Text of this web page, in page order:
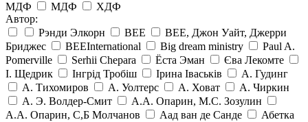
МДФ
МДФ
ХДФ
Автор:
Рэнди Элкорн
BEE
BEE, Джон Уайт, Джерри
Бриджес
BEEInternational Big dream ministry
Paul A.
Pomerville
Serhii Chepara Ёста Эман
Єва Лекомте
І. Щедрик
Інгрід Тробіш Ірина Іваськів
А. Гудинг
А. Тихомиров
А. Уолтерс А. Ховат
А. Чиркин
А. Э. Волдер-Смит
А.А. Опарин, М.С. Зозулин
А.А. Опарин, С,Б Молчанов
Аад ван де Санде
Абетка